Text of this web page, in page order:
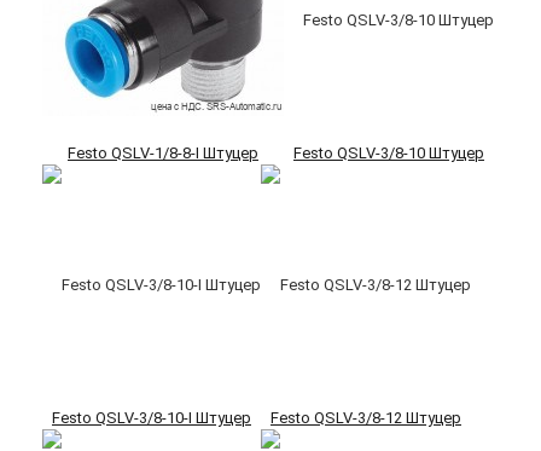
Festo QSLV-1/8-8-I Штуцер Festo QSLV-3/8-10 Штуцер
Festo QSLV-3/8-10-I Штуцер Festo QSLV-3/8-12 Штуцер